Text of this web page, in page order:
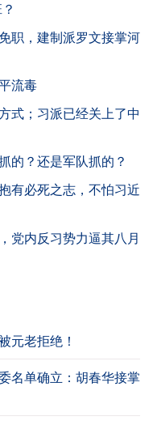
职，建制派罗文接掌河
流毒
式；习派已经关上了中
的？还是军队抓的？
有必死之志，不怕习近
党内反习势力逼其八月
元老拒绝！
名单确立：胡春华接掌